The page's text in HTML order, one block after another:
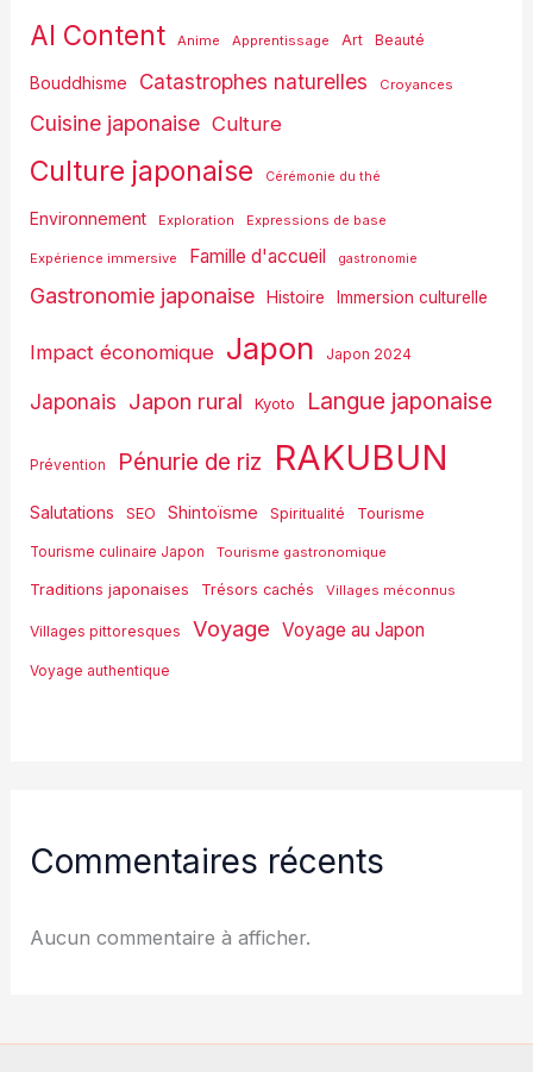
AI Content Anime Apprentissage Art Beauté
Bouddhisme Catastrophes naturelles Croyances
Cuisine japonaise Culture
Culture japonaise Cérémonie du thé
Environnement Exploration Expressions de base
Expérience immersive Famille d'accueil gastronomie
Gastronomie japonaise Histoire Immersion culturelle
Impact économique Japon Japon 2024
Japonais Japon rural Kyoto Langue japonaise
Prévention Pénurie de riz RAKUBUN
Salutations SEO Shintoïsme Spiritualité Tourisme
Tourisme culinaire Japon Tourisme gastronomique
Traditions japonaises Trésors cachés Villages méconnus
Villages pittoresques Voyage Voyage au Japon
Voyage authentique
Commentaires récents
Aucun commentaire à afficher.